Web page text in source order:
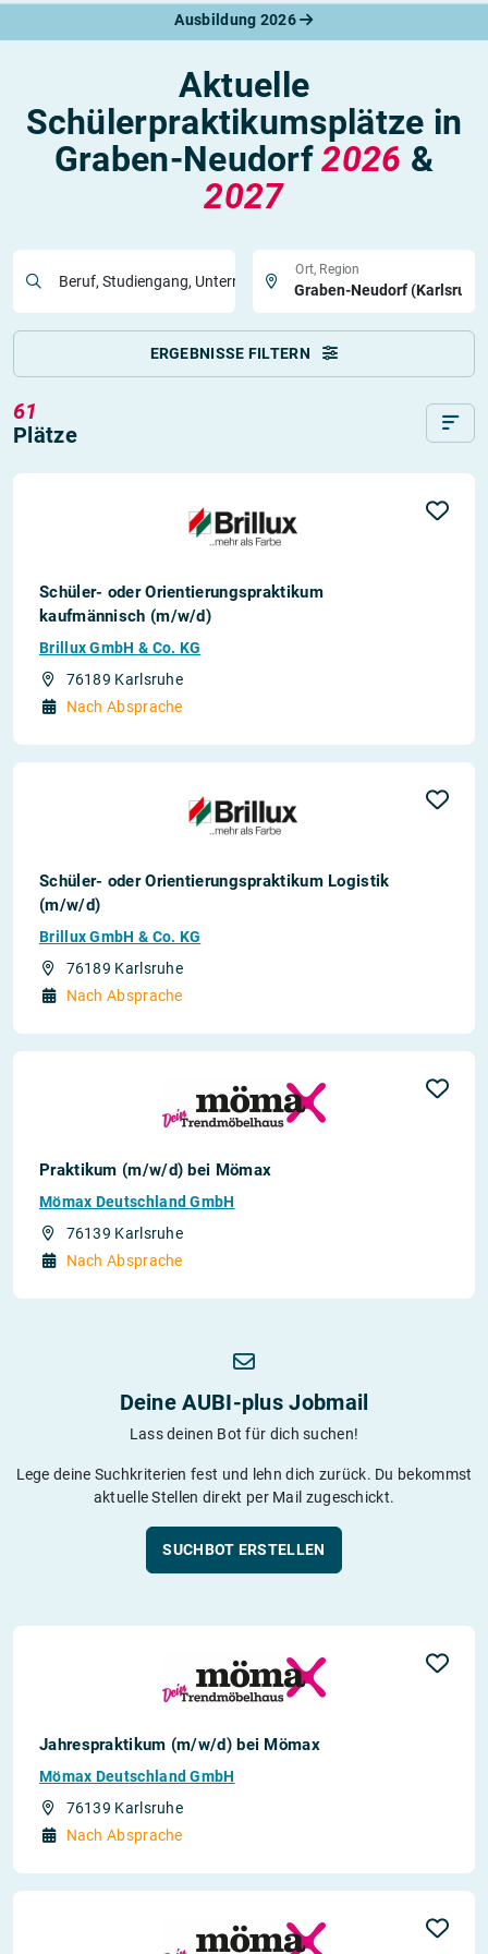
Ausbildung 2026
Aktuelle
Schülerpraktikumsplätze in
Graben-Neudorf2026 &
2027
Beruf, Studiengang, Unternehmen
Ort, Region
ERGEBNISSE FILTERN
61
Plätze
Schüler- oder Orientierungspraktikum
kaufmännisch (m/w/d)
Brillux GmbH & Co. KG
76189 Karlsruhe
Nach Absprache
Schüler- oder Orientierungspraktikum Logistik
(m/w/d)
Brillux GmbH & Co. KG
76189 Karlsruhe
Nach Absprache
Praktikum (m/w/d) bei Mömax
Mömax Deutschland GmbH
76139 Karlsruhe
Nach Absprache
Deine AUBI-plus Jobmail
Lass deinen Bot für dich suchen!
Lege deine Suchkriterien fest und lehn dich zurück. Du bekommst
aktuelle Stellen direkt per Mail zugeschickt.
SUCHBOT ERSTELLEN
Jahrespraktikum (m/w/d) bei Mömax
Mömax Deutschland GmbH
76139 Karlsruhe
Nach Absprache